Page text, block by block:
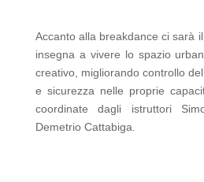
Accanto alla breakdance ci sarà
insegna a vivere lo spazio
creativo, migliorando controllo
e sicurezza nelle proprie
coordinate dagli istruttori
Demetrio Cattabiga.